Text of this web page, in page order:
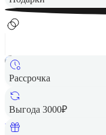
Рассрочка
Выгода 3000₽
12 490 ₽
Вернем до